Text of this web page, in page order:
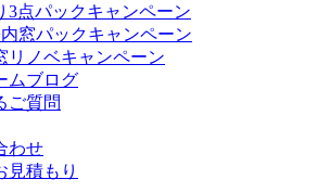
3点パックキャンペーン
窓パックキャンペーン
リノベキャンペーン
ムブログ
ご質問
わせ
見積もり